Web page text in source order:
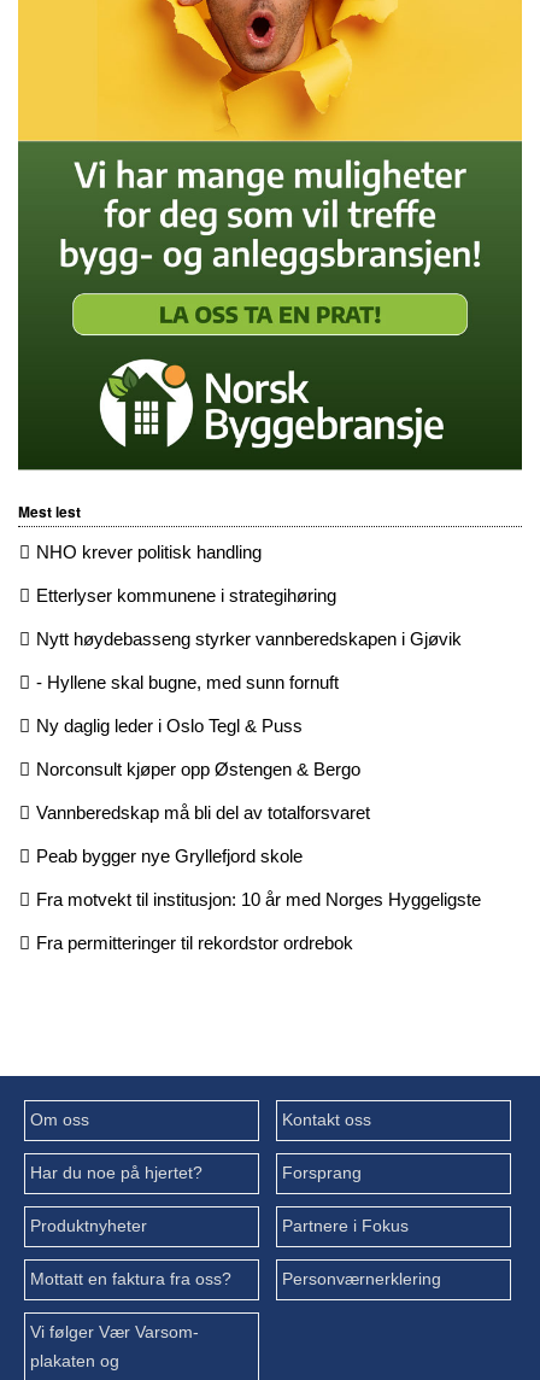
Mest lest
NHO krever politisk handling
Etterlyser kommunene i strategihøring
Nytt høydebasseng styrker vannberedskapen i Gjøvik
- Hyllene skal bugne, med sunn fornuft
Ny daglig leder i Oslo Tegl & Puss
Norconsult kjøper opp Østengen & Bergo
Vannberedskap må bli del av totalforsvaret
Peab bygger nye Gryllefjord skole
Fra motvekt til institusjon: 10 år med Norges Hyggeligste
Fra permitteringer til rekordstor ordrebok
Om oss Kontakt oss
Har du noe på hjertet? Forsprang
Produktnyheter Partnere i Fokus
Mottatt en faktura fra oss? Personværnerklering
Vi følger Vær Varsom-
plakaten og